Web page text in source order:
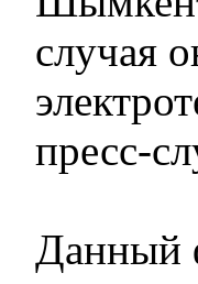
случая
пресс-
Данный